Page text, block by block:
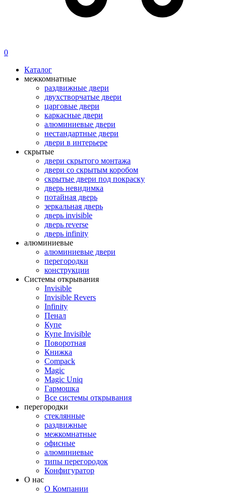
0
Каталог
межкомнатные
раздвижные двери
двухстворчатые двери
царговые двери
каркасные двери
алюминиевые двери
нестандартные двери
двери в интерьере
скрытые
двери скрытого монтажа
двери со скрытым коробом
скрытые двери под покраску
дверь невидимка
потайная дверь
зеркальная дверь
дверь invisible
дверь reverse
дверь infinity
алюминиевые
алюминиевые двери
перегородки
конструкции
Системы открывания
Invisible
Invisible Revers
Infinity
Пенал
Купе
Купе Invisible
Поворотная
Книжка
Compack
Magic
Magic Uniq
Гармошка
Все системы открывания
перегородки
стеклянные
раздвижные
межкомнатные
офисные
алюминиевые
типы перегородок
Конфигуратор
О нас
О Компании